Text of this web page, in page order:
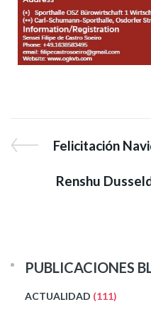
Felicitación
Renshu
PUBLICACIONES
ACTUALIDAD (111)